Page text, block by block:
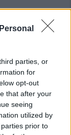
parties, or
for
opt-out
that after your
seeing
utilized by
prior to